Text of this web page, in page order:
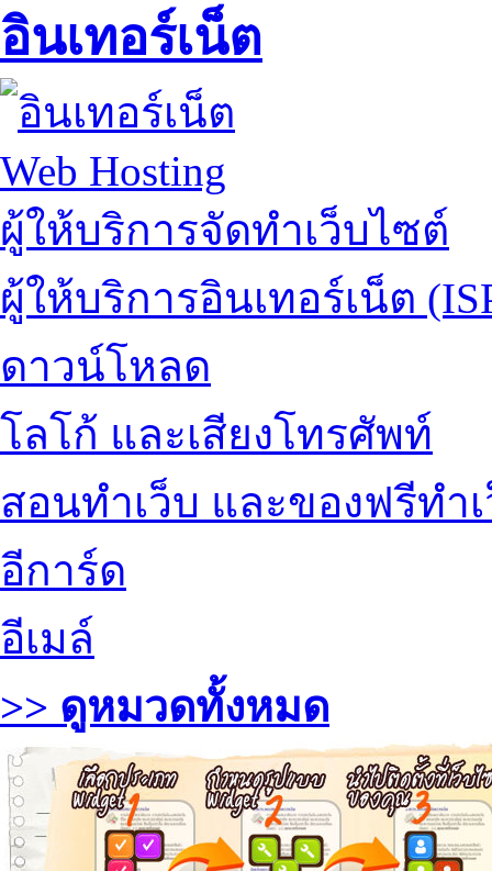
อินเทอร์เน็ต
Web Hosting
ผู้ให้บริการจัดทำเว็บไซต์
ผู้ให้บริการอินเทอร์เน็ต
ดาวน์โหลด
โลโก้ และเสียงโทรศัพท์
สอนทำเว็บ และของฟรีทำ
อีการ์ด
อีเมล์
>> ดูหมวดทั้งหมด